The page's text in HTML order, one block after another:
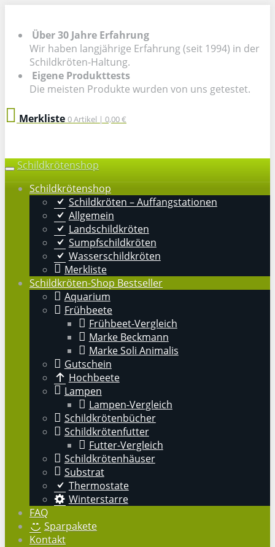
Über 30 Jahre Erfahrung
Wir haben langjährige Erfahrung (seit 1994) in der
Schildkröten-Haltung.
Eigene Produkttests
Die meisten Produkte wurden von uns getestet.
Merkliste 0Artikel | 0,00 €
Toggle navigation
Schildkrötenshop
Schildkrötenshop
Schildkröten – Auffangstationen
Allgemein
Landschildkröten
Sumpfschildkröten
Wasserschildkröten
Merkliste
Schildkröten-Shop Bestseller
Aquarium
Frühbeete
Frühbeet-Vergleich
Marke Beckmann
Marke Soli Animalis
Gutschein
Hochbeete
Lampen
Lampen-Vergleich
Schildkrötenbücher
Schildkrötenfutter
Futter-Vergleich
Schildkrötenhäuser
Substrat
Thermostate
Winterstarre
FAQ
Sparpakete
Kontakt